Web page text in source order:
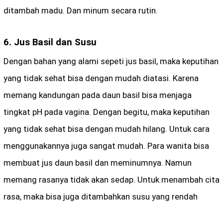
ditambah madu. Dan minum secara rutin.
6. Jus Basil dan Susu
Dengan bahan yang alami sepeti jus basil, maka keputihan
yang tidak sehat bisa dengan mudah diatasi. Karena
memang kandungan pada daun basil bisa menjaga
tingkat pH pada vagina. Dengan begitu, maka keputihan
yang tidak sehat bisa dengan mudah hilang. Untuk cara
menggunakannya juga sangat mudah. Para wanita bisa
membuat jus daun basil dan meminumnya. Namun
memang rasanya tidak akan sedap. Untuk menambah cita
rasa, maka bisa juga ditambahkan susu yang rendah